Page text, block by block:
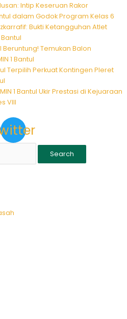
Intip Keseruan Rakor
dalam Godok Program Kelas 6
Bukti Ketangguhan Atlet
Temukan Balon
1 Bantul
Terpilih Perkuat Kontingen Pleret
1 Bantul Ukir Prestasi di Kejuaraan
VIII
Search